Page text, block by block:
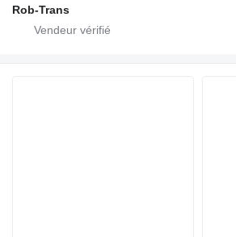
Rob-Trans